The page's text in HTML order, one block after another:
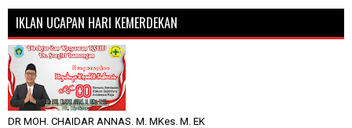
IKLAN UCAPAN HARI KEMERDEKAN
DR MOH. CHAIDAR ANNAS. M. MKes. M. EK